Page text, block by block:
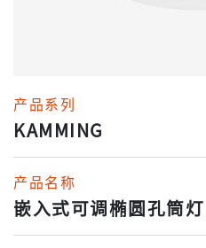
产品系列
KAMMING
产品名称
嵌入式可调椭圆孔筒灯